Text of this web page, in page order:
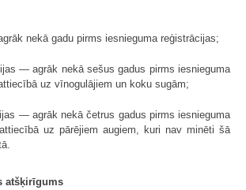
nekā gadu pirms iesnieguma reģistrācijas;
— agrāk nekā sešus gadus pirms iesnieguma
uz vīnogulājiem un koku sugām;
— agrāk nekā četrus gadus pirms iesnieguma
uz pārējiem augiem, kuri nav minēti šā
atšķirīgums